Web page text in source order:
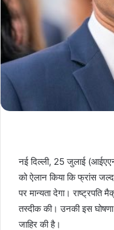
नई दिल्ली, 25 जुलाई
को ऐलान किया कि फ्रांस
पर मान्यता देगा। राष्ट्रपति
तस्दीक की। उनकी इस
जाहिर की है।